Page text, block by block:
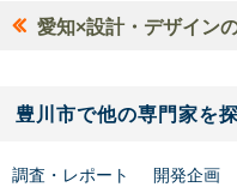
愛知×設計・デザイン
豊川市で他の専門家を
調査・レポート 開発企画